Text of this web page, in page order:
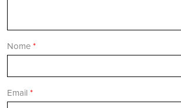
Nome *
Email *